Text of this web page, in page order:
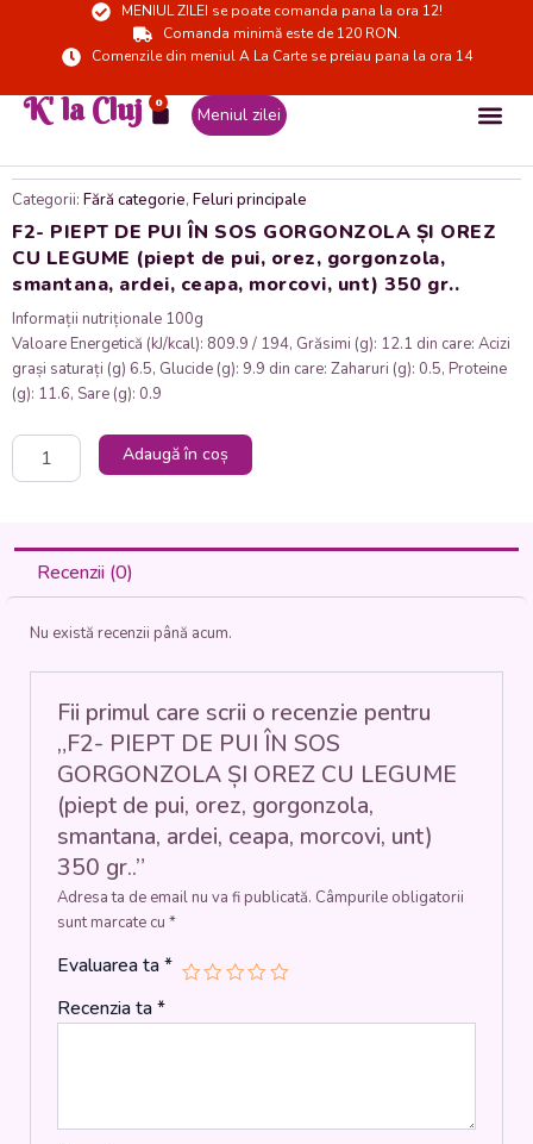
MENIUL ZILEI se poate comanda pana la ora 12!
Comanda minimă este de 120 RON.
Comenzile din meniul A La Carte se preiau pana la ora 14
K' la Cluj 0
Cart Meniul zilei
Categorii: Fără categorie, Feluri principale
F2- PIEPT DE PUI ÎN SOS GORGONZOLA ȘI OREZ
CU LEGUME (piept de pui, orez, gorgonzola,
smantana, ardei, ceapa, morcovi, unt) 350 gr..
Informații nutriționale 100g
Valoare Energetică (kJ/kcal): 809.9 / 194, Grăsimi (g): 12.1 din care: Acizi
grași saturați (g) 6.5, Glucide (g): 9.9 din care: Zaharuri (g): 0.5, Proteine
(g): 11.6, Sare (g): 0.9
Cantitate
LEGUME
smantana,
ceapa,
morcovi,
Adaugă în coș
Recenzii (0)
Nu există recenzii până acum.
Fii primul care scrii o recenzie pentru
„F2- PIEPT DE PUI ÎN SOS
GORGONZOLA ȘI OREZ CU LEGUME
(piept de pui, orez, gorgonzola,
smantana, ardei, ceapa, morcovi, unt)
350 gr..”
Adresa ta de email nu va fi publicată. Câmpurile obligatorii
sunt marcate cu *
Evaluarea ta*
Recenzia ta*